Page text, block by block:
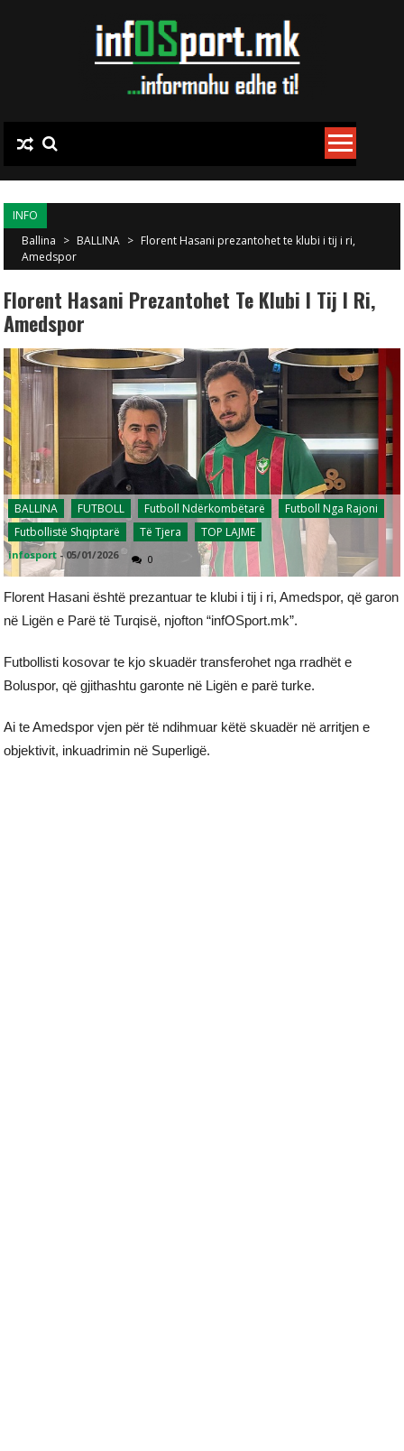
INFO
Ballina > BALLINA > Florent Hasani prezantohet te klubi i tij i ri,
Amedspor
Florent Hasani Prezantohet Te Klubi I Tij I Ri,
Amedspor
BALLINA FUTBOLL Futboll Ndërkombëtarë
Futboll Nga Rajoni
Futbollistë Shqiptarë
Të Tjera TOP LAJME
infosport -05/01/2026 0
Florent Hasani është prezantuar te klubi i tij i ri, Amedspor, që garon
në Ligën e Parë të Turqisë, njofton “infOSport.mk”.
Futbollisti kosovar te kjo skuadër transferohet nga rradhët e
Boluspor, që gjithashtu garonte në Ligën e parë turke.
Ai te Amedspor vjen për të ndihmuar këtë skuadër në arritjen e
objektivit, inkuadrimin në Superligë.